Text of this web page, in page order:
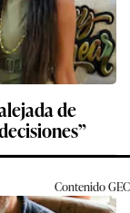
de
ContenidoGEC